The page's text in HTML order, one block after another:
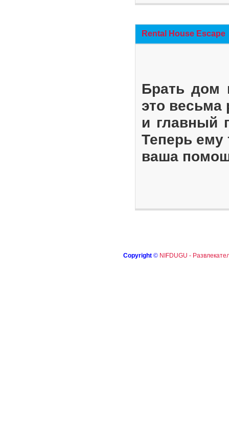
Rental House Escape
Брать дом
это весьма
и главный
Теперь ему
ваша
Copyright © NIFDUGU -